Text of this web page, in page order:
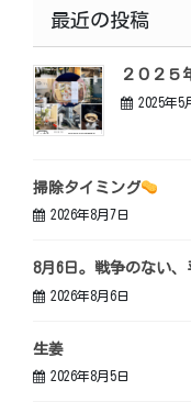
最近の投稿
２０２５
2025年5
掃除タイミング
2026年8月7日
8月6日。戦争のない
2026年8月6日
生姜
2026年8月5日